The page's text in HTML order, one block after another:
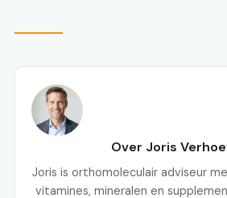
Over Joris
Joris is orthomoleculair adviseur
vitamines, mineralen en